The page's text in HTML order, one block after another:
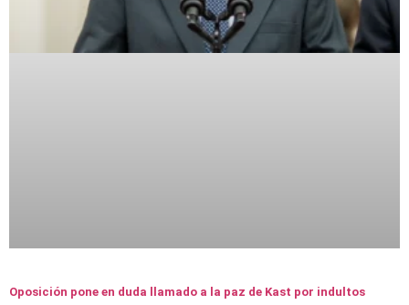
Oposición pone en duda llamado a la paz de Kast por indultos